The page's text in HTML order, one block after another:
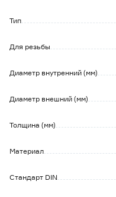
скрепляемую
от горизонтали.
Тип
Для резьбы
Диаметр внутренний (мм)
Диаметр внешний (мм)
Толщина (мм)
Материал
Стандарт DIN